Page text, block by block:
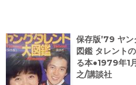
保存版’79 ヤ
図鑑 タレント
る本●1979年1
之/講談社